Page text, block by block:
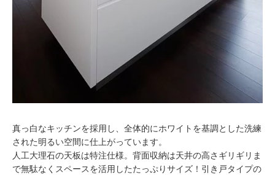
真っ白なキッチンを採用し、全体的にホワイトを基調とした洗練
された明るい空間に仕上がっています。
人工大理石の天板は特注仕様。背面収納は天井の高さギリギリま
で無駄なくスペースを活用したたっぷりサイズ！引き戸タイプの